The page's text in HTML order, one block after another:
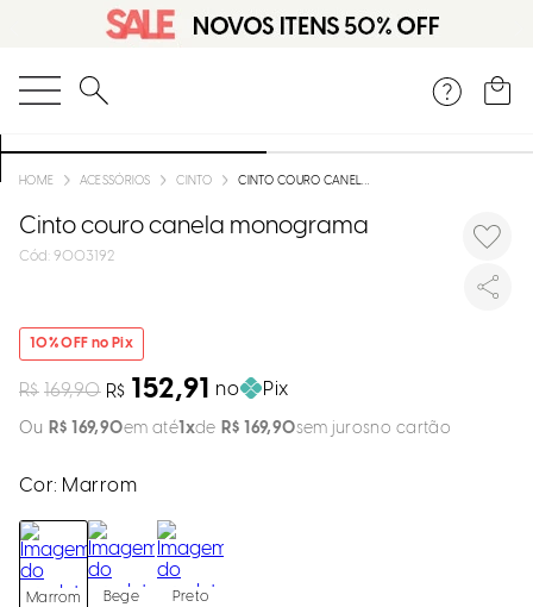
O que você está procurando?
ACESSÓRIOS CINTO CINTO COURO CANELA MONOGRAMA
Cinto couro canela monograma
: 9003192
10% OFF no Pix
R$ 169,90 R$ 152,91 no Pix
R$ 169,90em até1 R$ 169,90sem juros
Cor: Marrom
Marrom Bege Preto